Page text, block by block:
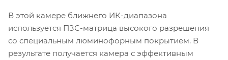
В этой камере ближнего ИК-диапазона
используется ПЗС-матрица высокого разрешения
со специальным люминофорным покрытием. В
результате получается камера с эффективным